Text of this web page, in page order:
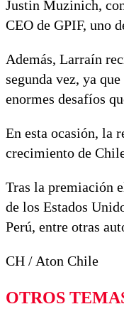
Justin Muzinich,
CEO de GPIF, uno
Además, Larraín
segunda vez, ya
enormes desafíos
En esta ocasión, la
crecimiento de
Tras la premiación
de los Estados
Perú, entre otras
CH / Aton Chile
OTROS